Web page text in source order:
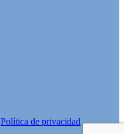
Política de privacidad